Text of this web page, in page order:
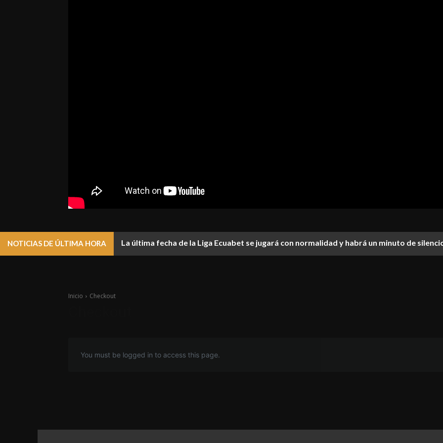
NOTICIAS DE ÚLTIMA HORA La última fecha de la Liga Ecuabet se jugará con normalidad y habrá un minuto de
Inicio Checkout
You must be logged in to access this page.